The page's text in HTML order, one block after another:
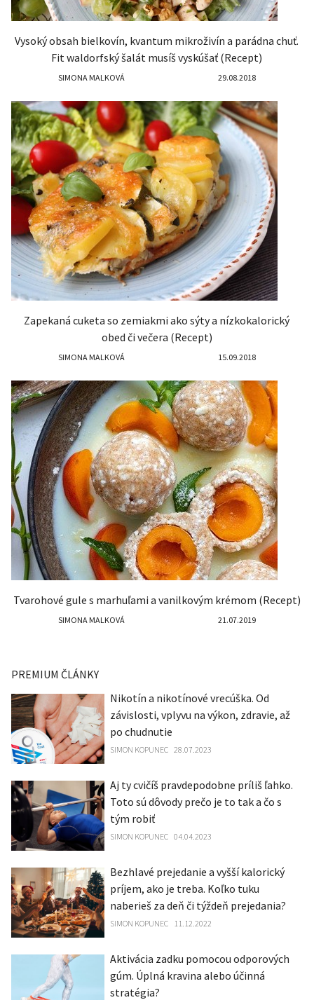
Vysoký obsah bielkovín, kvantum mikroživín a parádna chuť.
Fit waldorfský šalát musíš vyskúšať (Recept)
SIMONA MALKOVÁ 29.08.2018
Zapekaná cuketa so zemiakmi ako sýty a nízkokalorický
obed či večera (Recept)
SIMONA MALKOVÁ 15.09.2018
Tvarohové gule s marhuľami a vanilkovým krémom (Recept)
SIMONA MALKOVÁ 21.07.2019
PREMIUM ČLÁNKY
Nikotín a nikotínové vrecúška. Od
závislosti, vplyvu na výkon, zdravie, až
po chudnutie
SIMON KOPUNEC 28.07.2023
Aj ty cvičíš pravdepodobne príliš ľahko.
Toto sú dôvody prečo je to tak a čo s
tým robiť
SIMON KOPUNEC 04.04.2023
Bezhlavé prejedanie a vyšší kalorický
príjem, ako je treba. Koľko tuku
naberieš za deň či týždeň prejedania?
SIMON KOPUNEC 11.12.2022
Aktivácia zadku pomocou odporových
gúm. Úplná kravina alebo účinná
stratégia?